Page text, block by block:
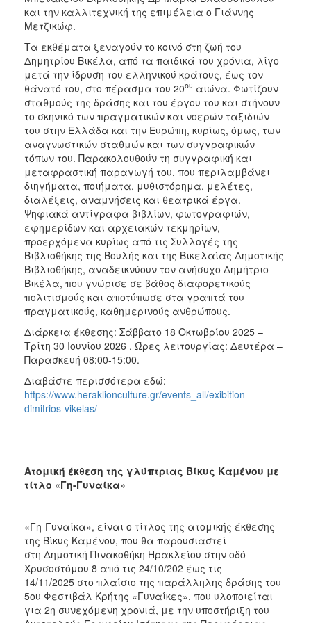
και την καλλιτεχνική της επιμέλεια ο Γιάννης
Μετζικώφ.
Τα εκθέματα ξεναγούν το κοινό στη ζωή του
Δημητρίου Βικέλα, από τα παιδικά του χρόνια, λίγο
μετά την ίδρυση του ελληνικού κράτους, έως τον
θάνατό του, στο πέρασμα του 20ου αιώνα. Φωτίζουν
σταθμούς της δράσης και του έργου του και στήνουν
το σκηνικό των πραγματικών και νοερών ταξιδιών
του στην Ελλάδα και την Ευρώπη, κυρίως, όμως, των
αναγνωστικών σταθμών και των συγγραφικών
τόπων του. Παρακολουθούν τη συγγραφική και
μεταφραστική παραγωγή του, που περιλαμβάνει
διηγήματα, ποιήματα, μυθιστόρημα, μελέτες,
διαλέξεις, αναμνήσεις και θεατρικά έργα.
Ψηφιακά αντίγραφα βιβλίων, φωτογραφιών,
εφημερίδων και αρχειακών τεκμηρίων,
προερχόμενα κυρίως από τις Συλλογές της
Βιβλιοθήκης της Βουλής και της Βικελαίας Δημοτικής
Βιβλιοθήκης, αναδεικνύουν τον ανήσυχο Δημήτριο
Βικέλα, που γνώρισε σε βάθος διαφορετικούς
πολιτισμούς και αποτύπωσε στα γραπτά του
πραγματικούς, καθημερινούς ανθρώπους.
Διάρκεια έκθεσης: Σάββατο 18 Οκτωβρίου 2025 –
Τρίτη 30 Ιουνίου 2026 . Ώρες λειτουργίας: Δευτέρα –
Παρασκευή 08:00-15:00.
Διαβάστε περισσότερα εδώ:
https://www.heraklionculture.gr/events_all/exibition-
dimitrios-vikelas/
Ατομική έκθεση της γλύπτριας Βίκυς Καμένου με
τίτλο «Γη-Γυναίκα»
«Γη-Γυναίκα», είναι ο τίτλος της ατομικής έκθεσης
της Βίκυς Καμένου, που θα παρουσιαστεί
στη Δημοτική Πινακοθήκη Ηρακλείου στην οδό
Χρυσοστόμου 8 από τις 24/10/202 έως τις
14/11/2025 στο πλαίσιο της παράλληλης δράσης του
5ου Φεστιβάλ Κρήτης «Γυναίκες», που υλοποιείται
για 2η συνεχόμενη χρονιά, με την υποστήριξη του